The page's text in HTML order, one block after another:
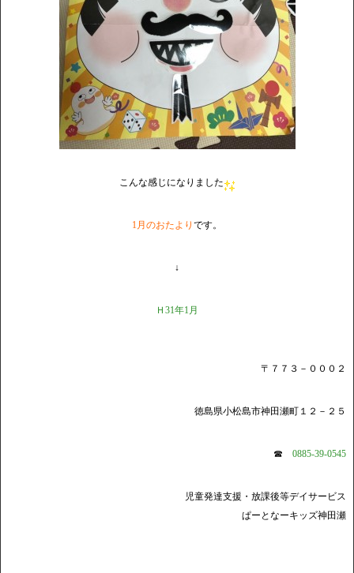
こんな感じになりました
1月のおたより です。
↓
Ｈ31年1月
〒７７３－０００２
徳島県小松島市神田瀬町１２－２５
☎ 0885-39-0545
児童発達支援・放課後等デイサービス
ぱーとなーキッズ神田瀬